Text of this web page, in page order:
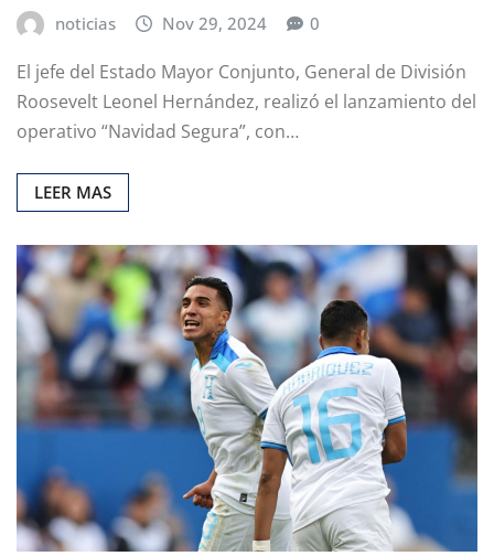
noticias Nov 29, 2024 0
El jefe del Estado Mayor Conjunto, General de División
Roosevelt Leonel Hernández, realizó el lanzamiento del
operativo “Navidad Segura”, con…
LEER MAS